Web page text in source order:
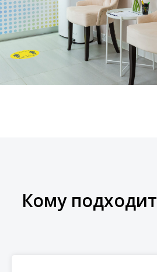
Кому подходит